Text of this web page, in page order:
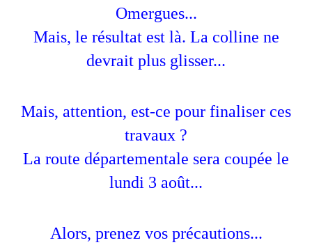
Omergues...
Mais, le résultat est là. La colline ne
devrait plus glisser...
Mais, attention, est-ce pour finaliser ces
travaux ?
La route départementale sera coupée le
lundi 3 août...
Alors, prenez vos précautions...